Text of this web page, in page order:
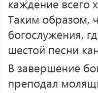
каждение всего
Таким образом,
богослужения,
шестой песни
В завершение
преподал